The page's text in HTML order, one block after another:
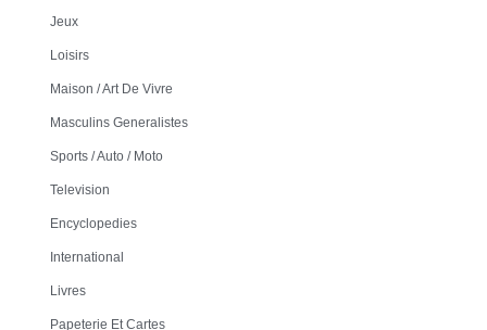
Jeux
Loisirs
Maison / Art De Vivre
Masculins Generalistes
Sports / Auto / Moto
Television
Encyclopedies
International
Livres
Papeterie Et Cartes